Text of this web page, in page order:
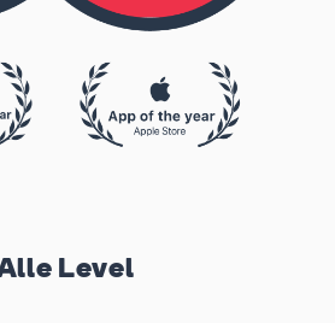
Level